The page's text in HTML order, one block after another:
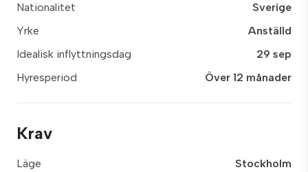
Nationalitet
Sverige
Yrke
Anställd
Idealisk inflyttningsdag
29 sep
Hyresperiod
Över 12 månader
Krav
Läge
Stockholm